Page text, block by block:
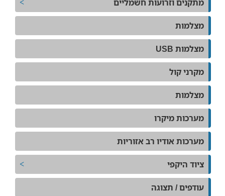
מתקנים וזרועות חשמליים
מצלמות
מצלמות USB
מקרני קול
מצלמות
מערכות מיקרו
מערכות אודיו רב אזוריות
ציוד היקפי
עודפים / תצוגה